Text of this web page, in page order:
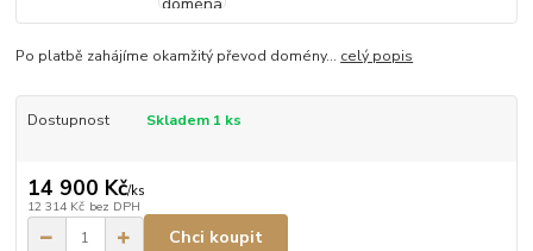
Po platbě zahájíme okamžitý převod domény... celý popis
Dostupnost Skladem 1 ks
14 900 Kč/ks
12 314 Kč bez DPH
Chci koupit